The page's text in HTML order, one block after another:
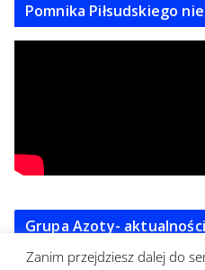
Pomnika Piłsudskiego
Grupa Azoty- aktualności
Zanim przejdziesz dalej do